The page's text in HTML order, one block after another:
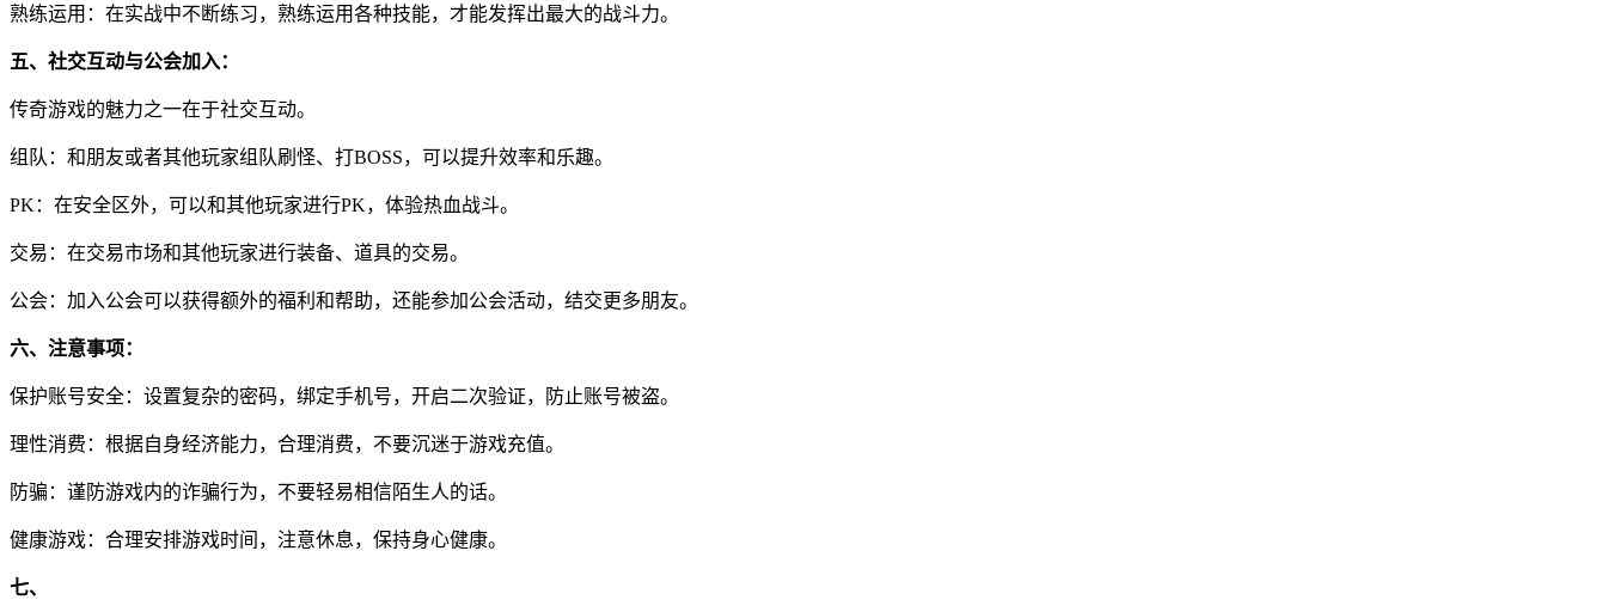
熟练运用：在实战中不断练习，熟练运用各种技能，才能发挥出最大的战斗力。
五、社交互动与公会加入：
传奇游戏的魅力之一在于社交互动。
组队：和朋友或者其他玩家组队刷怪、打BOSS，可以提升效率和乐趣。
PK：在安全区外，可以和其他玩家进行PK，体验热血战斗。
交易：在交易市场和其他玩家进行装备、道具的交易。
公会：加入公会可以获得额外的福利和帮助，还能参加公会活动，结交更多朋友。
六、注意事项：
保护账号安全：设置复杂的密码，绑定手机号，开启二次验证，防止账号被盗。
理性消费：根据自身经济能力，合理消费，不要沉迷于游戏充值。
防骗：谨防游戏内的诈骗行为，不要轻易相信陌生人的话。
健康游戏：合理安排游戏时间，注意休息，保持身心健康。
七、